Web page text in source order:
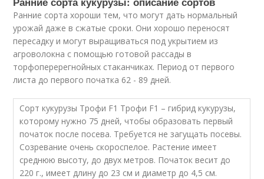
Ранние сорта хороши тем, что могут дать нормальный
урожай даже в сжатые сроки. Они хорошо переносят
пересадку и могут выращиваться под укрытием из
агроволокна с помощью готовой рассады в
торфоперерегнойных стаканчиках. Период от первого
листа до первого початка 62 - 89 дней.
Сорт кукурузы Трофи F1 Трофи F1 – гибрид кукурузы,
которому нужно 75 дней, чтобы образовать первый
початок после посева. Требуется не загущать посевы.
Созревание очень скороспелое. Растение имеет
среднюю высоту, до двух метров. Початок весит до
220 г., имеет длину до 23 см и диаметр до 4,5 см.